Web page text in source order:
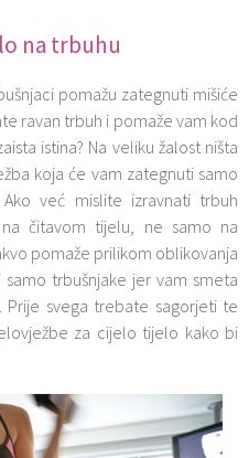
na trbuhu
pomažu zategnuti mišiće
ravan trbuh i pomaže vam kod
istina? Na veliku žalost ništa
koja će vam zategnuti samo
već mislite izravnati trbuh
čitavom tijelu, ne samo na
pomaže prilikom oblikovanja
trbušnjake jer vam smeta
Prije svega trebate sagorjeti te
za cijelo tijelo kako bi